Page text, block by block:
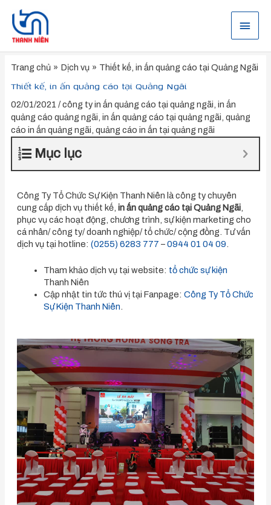
dung
Menu
Trang chủ Dịch vụ Thiết kế, in ấn quảng cáo tại Quảng Ngãi
Thiết kế, in ấn quảng cáo tại Quảng Ngãi
02/01/2021 /công ty in ấn quảng cáo tại quảng ngãi in ấn
quảng cáo quảng ngãi in ấn quảng cáo tại quảng ngãi quảng
cáo in ấn quảng ngãi quảng cáo in ấn tại quảng ngãi
Mục lục
Công Ty Tổ Chức Sự Kiện Thanh Niên là công ty chuyên
cung cấp dịch vụ thiết kế, in ấn quảng cáo tại Quảng Ngãi,
phục vụ các hoạt động, chương trình, sự kiện marketing cho
cá nhân/ công ty/ doanh nghiệp/ tổ chức/ cộng đồng. Tư vấn
dịch vụ tại hotline: (0255) 6283 777 –0944 01 04 09
Tham khảo dịch vụ tại website: tổ chức sự kiện
Thanh Niên
Cập nhật tin tức thú vị tại Fanpage: Công Ty Tổ Chức
Sự Kiện Thanh Niên.